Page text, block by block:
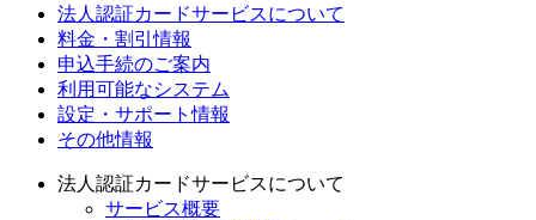
法人認証カードサービスについて
料金・割引情報
申込手続のご案内
利用可能なシステム
設定・サポート情報
その他情報
法人認証カードサービスについて
サービス概要